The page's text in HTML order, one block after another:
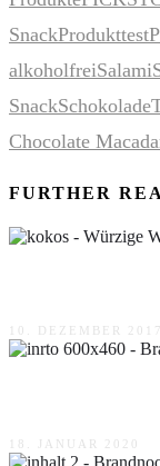
SnackProdukttest
alkoholfreiSalami
SnackSchokolade
Chocolate
FURTHER
10. DEZEMBER 2017
18. JANUAR 2020